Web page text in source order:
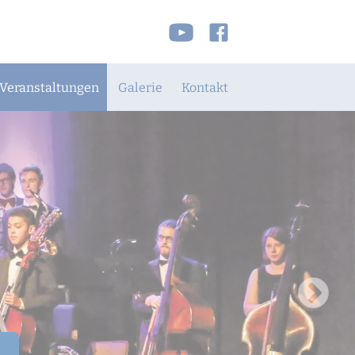
Veranstaltungen Galerie Kontakt